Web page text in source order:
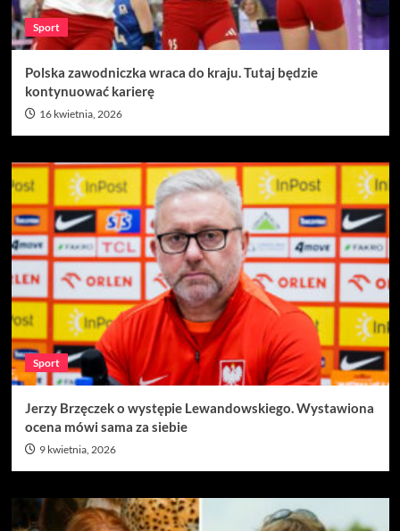
Sport
Polska zawodniczka wraca do kraju. Tutaj będzie
kontynuować karierę
16 kwietnia, 2026
Sport
Jerzy Brzęczek o występie Lewandowskiego. Wystawiona
ocena mówi sama za siebie
9 kwietnia, 2026